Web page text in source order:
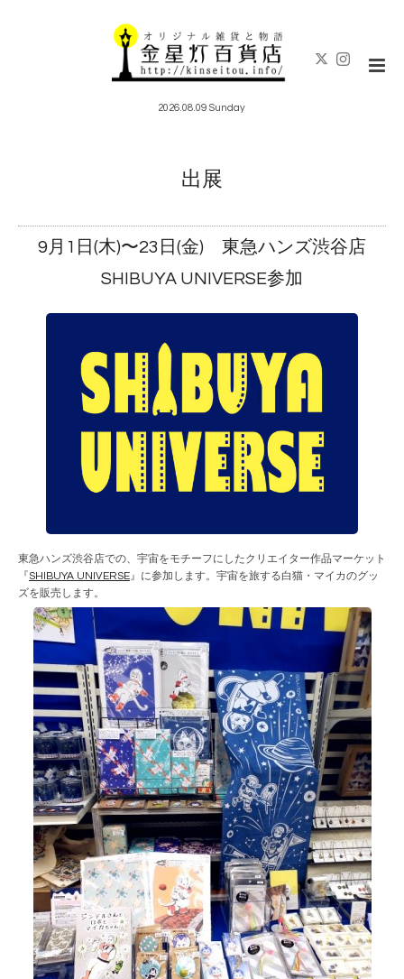
2026.08.09 Sunday
出展
9月1日(木)〜23日(金) 東急ハンズ渋谷店
SHIBUYA UNIVERSE参加
東急ハンズ渋谷店での、宇宙をモチーフにしたクリエイター作品マーケット
『 SHIBUYA UNIVERSE』に参加します。宇宙を旅する白猫・マイカのグッ
ズを販売します。